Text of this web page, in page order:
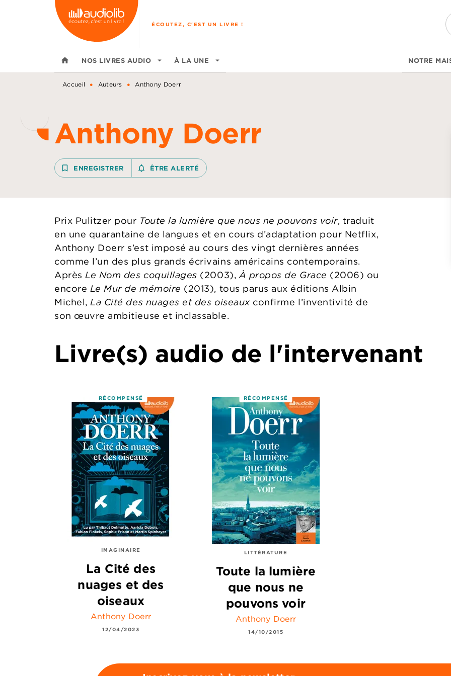
MENU RECHERCHE
ÉCOUTEZ, C'EST UN LIVRE !
home NOS LIVRES AUDIO arrow_drop_down À LA UNE arrow_drop_down NOTRE
Accueil • Auteurs • Anthony Doerr
Anthony Doerr
bookmark_border ENREGISTRER notifications_none_outlined
ÊTRE ALERTÉ
Prix Pulitzer pour Toute la lumière que nous ne pouvons voir, traduit
en une quarantaine de langues et en cours d’adaptation pour Netflix,
Anthony Doerr s’est imposé au cours des vingt dernières années
comme l’un des plus grands écrivains américains contemporains.
Après Le Nom des coquillages (2003),À propos de Grace (2006) ou
encore Le Mur de mémoire (2013), tous parus aux éditions Albin
Michel,La Cité des nuages et des oiseaux confirme l’inventivité de
son œuvre ambitieuse et inclassable.
Livre(s) audio de l'intervenant
RÉCOMPENSÉ
IMAGINAIRE
La Cité des
nuages et des
oiseaux
Anthony Doerr
12/04/2023
RÉCOMPENSÉ
LITTÉRATURE
Toute la lumière
que nous ne
pouvons voir
Anthony Doerr
14/10/2015